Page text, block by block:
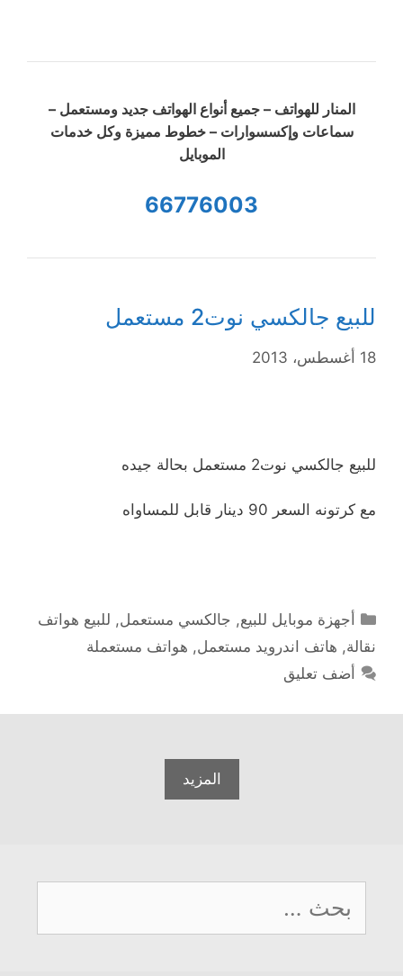
المنار للهواتف – جميع أنواع الهواتف جديد ومستعمل –
سماعات وإكسسوارات – خطوط مميزة وكل خدمات
الموبايل
66776003
للبيع جالكسي نوت2 مستعمل
18 أغسطس، 2013
للبيع جالكسي نوت2 مستعمل بحالة جيده
مع كرتونه السعر 90 دينار قابل للمساواه
التصنيفات
أجهزة موبايل للبيع, جالكسي مستعمل, للبيع هواتف
نقالة, هاتف اندرويد مستعمل, هواتف مستعملة
أضف تعليق
المزيد
عن: